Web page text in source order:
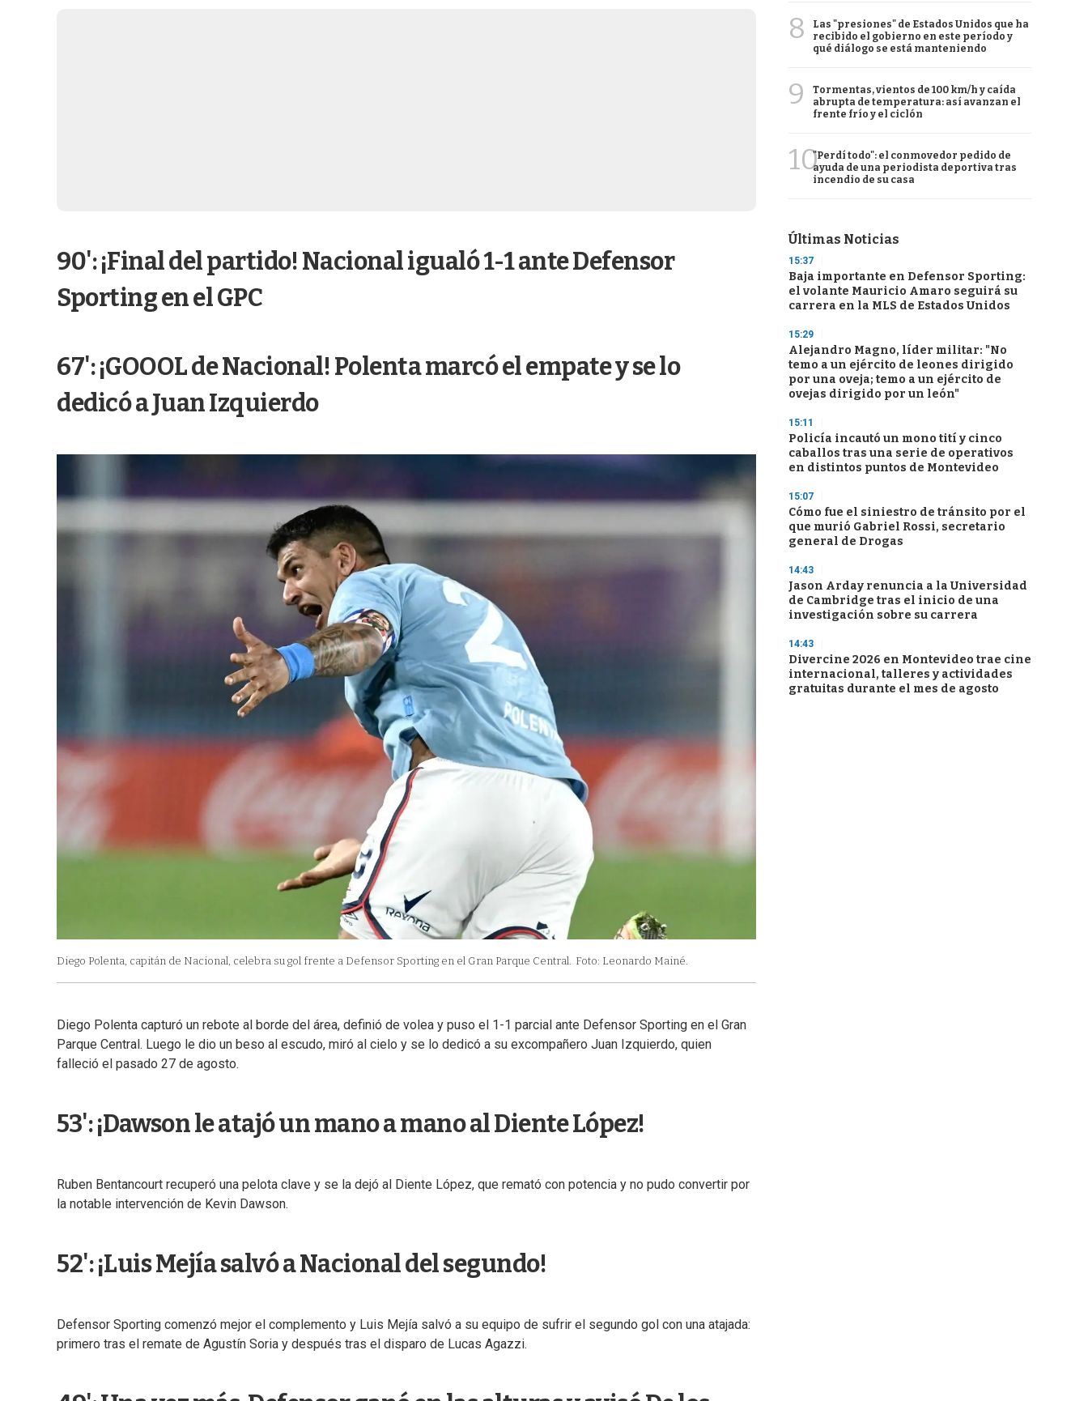
90': ¡Final del partido! Nacional igualó 1-1 ante Defensor
Sporting en el GPC
67': ¡GOOOL de Nacional! Polenta marcó el empate y se lo
dedicó a Juan Izquierdo
Diego Polenta, capitán de Nacional, celebra su gol frente a Defensor Sporting en el Gran Parque Central. Foto: Leonardo Mainé.
Diego Polenta capturó un rebote al borde del área, definió de volea y puso el 1-1 parcial ante Defensor Sporting en el Gran
Parque Central. Luego le dio un beso al escudo, miró al cielo y se lo dedicó a su excompañero Juan Izquierdo, quien
falleció el pasado 27 de agosto.
53': ¡Dawson le atajó un mano a mano al Diente López!
Ruben Bentancourt recuperó una pelota clave y se la dejó al Diente López, que remató con potencia y no pudo convertir por
la notable intervención de Kevin Dawson.
52': ¡Luis Mejía salvó a Nacional del segundo!
Defensor Sporting comenzó mejor el complemento y Luis Mejía salvó a su equipo de sufrir el segundo gol con una atajada:
primero tras el remate de Agustín Soria y después tras el disparo de Lucas Agazzi.
8
Las "presiones" de Estados Unidos que ha
recibido el gobierno en este período y
qué diálogo se está manteniendo
9
Tormentas, vientos de 100 km/h y caída
abrupta de temperatura: así avanzan el
frente frío y el ciclón
10"Perdí todo": el conmovedor pedido de
ayuda de una periodista deportiva tras
incendio de su casa
Últimas Noticias
15:37
Baja importante en Defensor Sporting:
el volante Mauricio Amaro seguirá su
carrera en la MLS de Estados Unidos
15:29
Alejandro Magno, líder militar: "No
temo a un ejército de leones dirigido
por una oveja; temo a un ejército de
ovejas dirigido por un león"
15:11
Policía incautó un mono tití y cinco
caballos tras una serie de operativos
en distintos puntos de Montevideo
15:07
Cómo fue el siniestro de tránsito por el
que murió Gabriel Rossi, secretario
general de Drogas
14:43
Jason Arday renuncia a la Universidad
de Cambridge tras el inicio de una
investigación sobre su carrera
14:43
Divercine 2026 en Montevideo trae cine
internacional, talleres y actividades
gratuitas durante el mes de agosto